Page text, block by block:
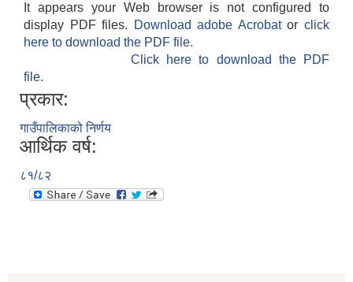
It appears your Web browser is not configured to
display PDF files.
Download adobe Acrobatorclick
here to download the PDF file.
Click here to download the PDF
file.
प्रकार:
गाउँपालिकाको निर्णय
आर्थिक वर्ष:
८१/८२